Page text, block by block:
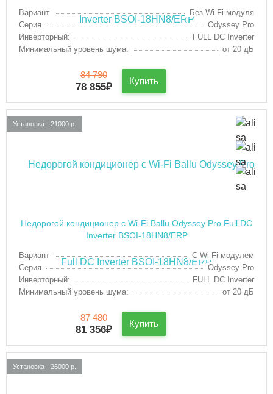
Вариант
Без Wi-Fi модуля
Серия
Odyssey Pro
Инверторный:
FULL DC Inverter
Минимальный уровень шума:
от 20 дБ
84 790
78 855₽
Купить
Недорогой кондиционер с Wi-Fi Ballu Odyssey Pro Full DC
Inverter BSOI-18HN8/ERP
Вариант
С Wi-Fi модулем
Серия
Odyssey Pro
Инверторный:
FULL DC Inverter
Минимальный уровень шума:
от 20 дБ
87 480
81 356₽
Купить
Установка - 21000 р.
Установка - 26000 р.